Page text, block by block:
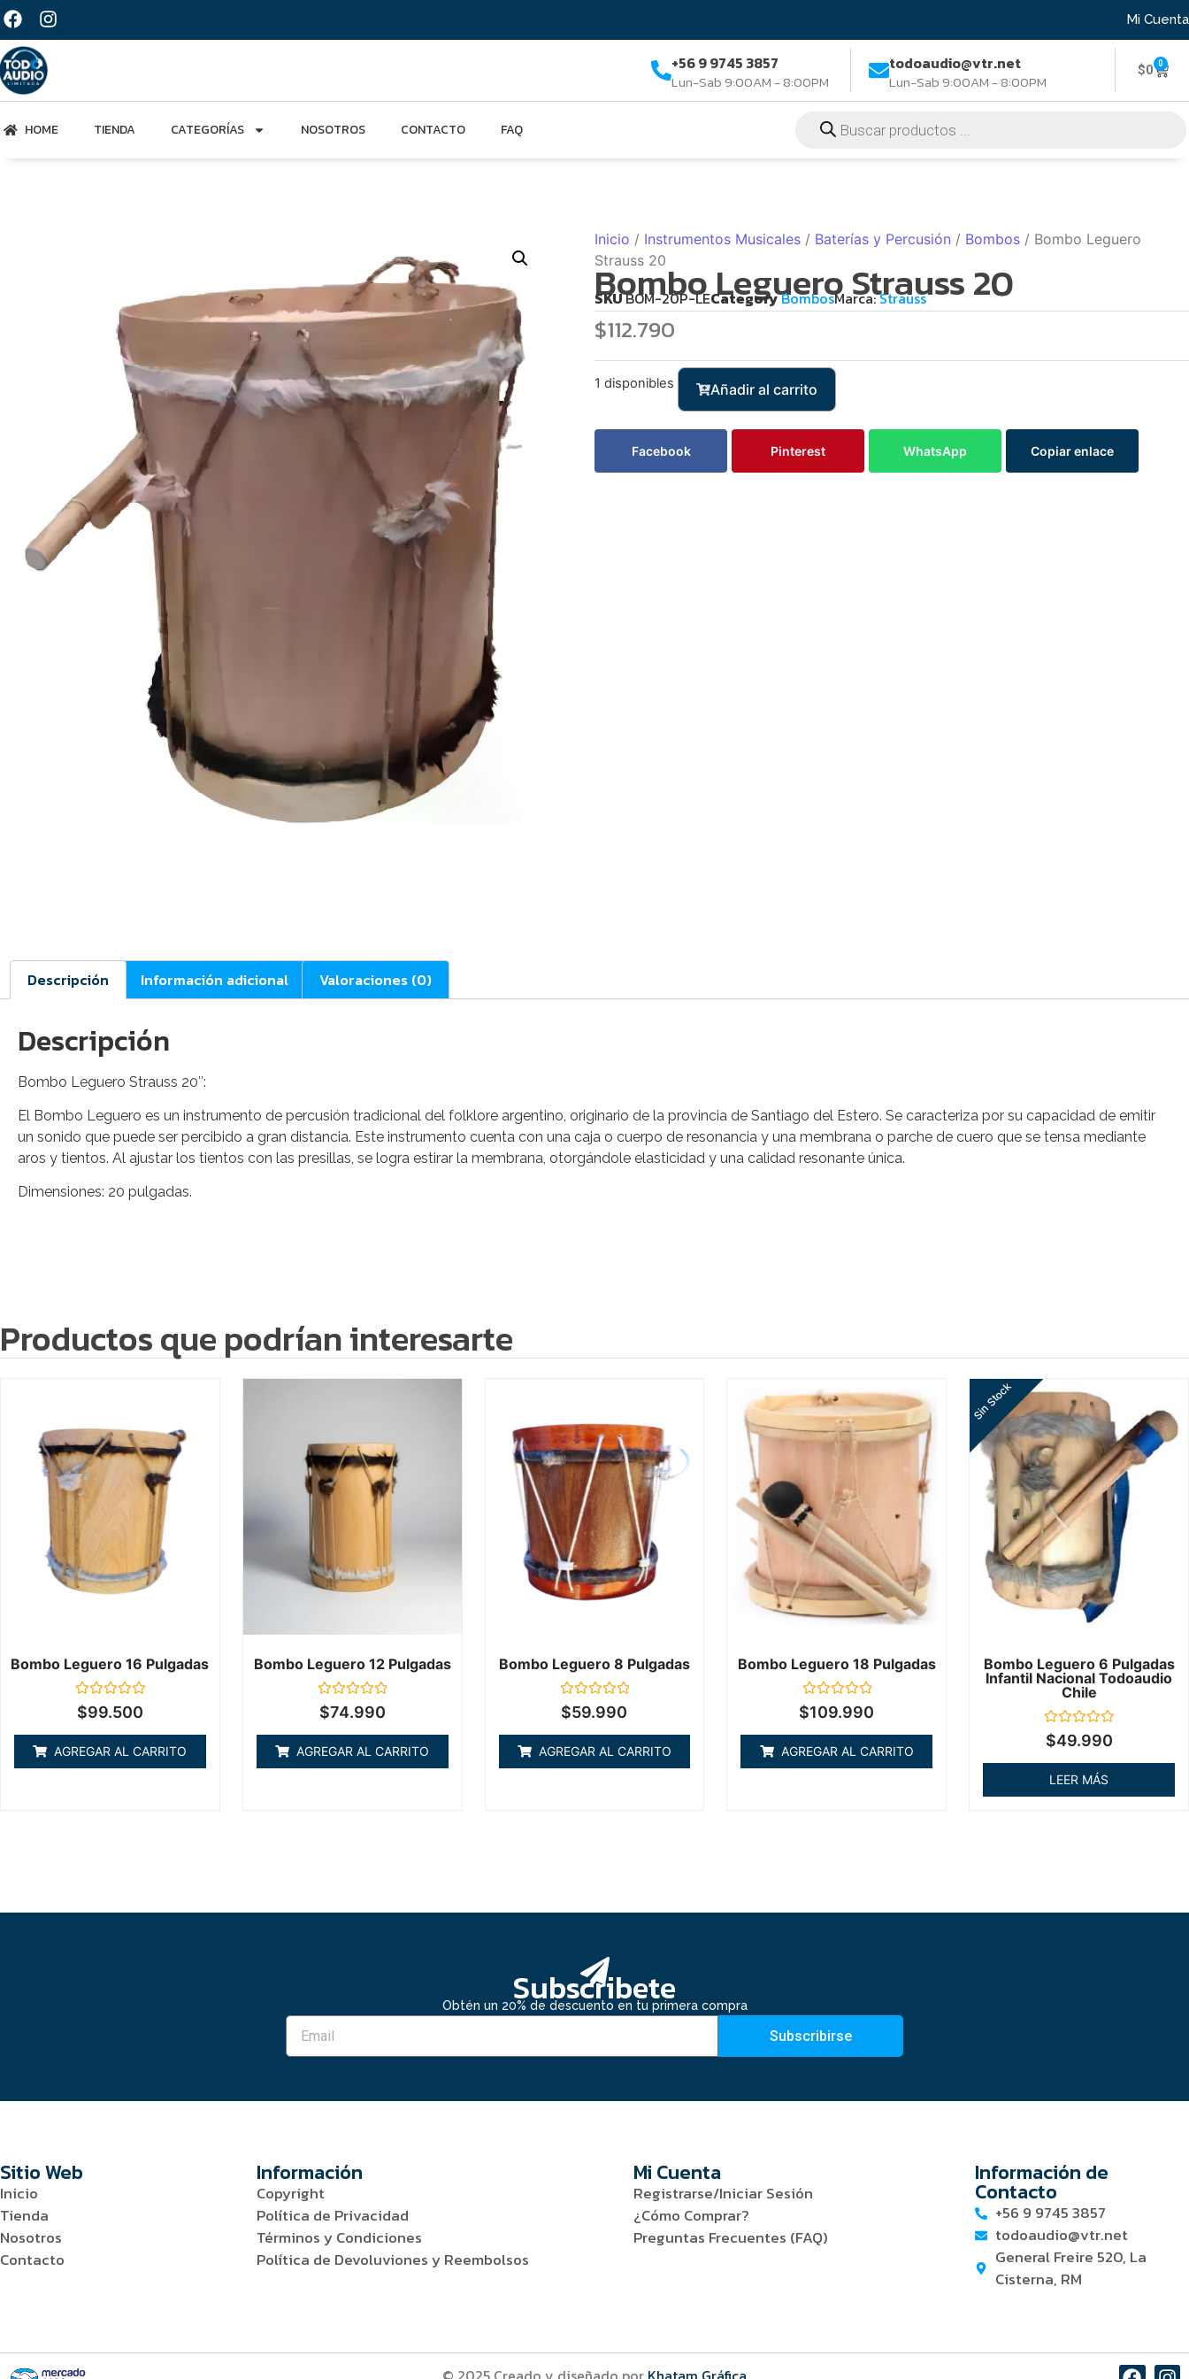
Mi Cuenta
+56 9 9745 3857
Lun-Sab 9:00AM - 8:00PM
todoaudio@vtr.net
Lun-Sab 9:00AM - 8:00PM
$0 0
HOME TIENDA CATEGORÍAS NOSOTROS CONTACTO FAQ
Inicio / Instrumentos Musicales / Baterías y Percusión / Bombos / Bombo Leguero
Strauss 20
Bombo Leguero Strauss 20
SKUBOM-20P-LECategoryBombosMarca:Strauss
$112.790
1 disponibles Añadir al carrito
Facebook Pinterest WhatsApp Copiar enlace
Descripción Información adicional Valoraciones (0)
Descripción
Bombo Leguero Strauss 20″:
El Bombo Leguero es un instrumento de percusión tradicional del folklore argentino, originario de la provincia de Santiago del Estero. Se caracteriza por su capacidad de emitir
un sonido que puede ser percibido a gran distancia. Este instrumento cuenta con una caja o cuerpo de resonancia y una membrana o parche de cuero que se tensa mediante
aros y tientos. Al ajustar los tientos con las presillas, se logra estirar la membrana, otorgándole elasticidad y una calidad resonante única.
Dimensiones: 20 pulgadas.
Productos que podrían interesarte
Bombo Leguero 16 Pulgadas
Valorado
en
de
5
$99.500
AGREGAR AL CARRITO
Bombo Leguero 12 Pulgadas
Valorado
en
de
5
$74.990
AGREGAR AL CARRITO
Bombo Leguero 8 Pulgadas
Valorado
en
de
5
$59.990
AGREGAR AL CARRITO
Bombo Leguero 18 Pulgadas
Valorado
en
de
5
$109.990
AGREGAR AL CARRITO
Bombo Leguero 6 Pulgadas
Infantil Nacional Todoaudio
Chile
Valorado
en
de
5
Sin Stock
$49.990
LEER MÁS
Subscribete
Obtén un 20% de descuento en tu primera compra
Subscribirse
Sitio Web
Inicio
Tienda
Nosotros
Contacto
Información
Copyright
Política de Privacidad
Términos y Condiciones
Política de Devoluviones y Reembolsos
Mi Cuenta
Registrarse/Iniciar Sesión
¿Cómo Comprar?
Preguntas Frecuentes (FAQ)
Información de
Contacto
+56 9 9745 3857
todoaudio@vtr.net
General Freire 520, La
Cisterna, RM